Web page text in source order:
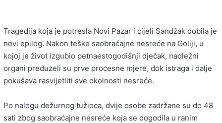
Tragedija koja je potresla Novi Pazar i cijeli Sandžak dobila je
novi epilog. Nakon teške saobraćajne nesreće na Goliji, u
kojoj je život izgubio petnaestogodišnji dječak, nadležni
organi preduzeli su prve procesne mjere, dok istraga i dalje
pokušava rasvijetliti sve okolnosti nesreće.
Po nalogu dežurnog tužioca, dvije osobe zadržane su do 48
sati zbog saobraćajne nesreće koja se dogodila u ranim